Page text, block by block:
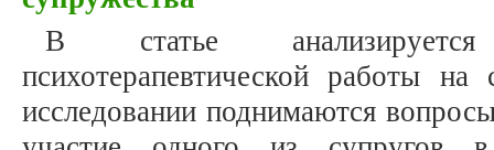
В статье
психотерапевтической работы
исследовании поднимаются